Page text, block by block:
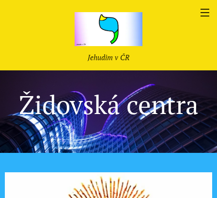
Jehudim v ČR
Židovská centra